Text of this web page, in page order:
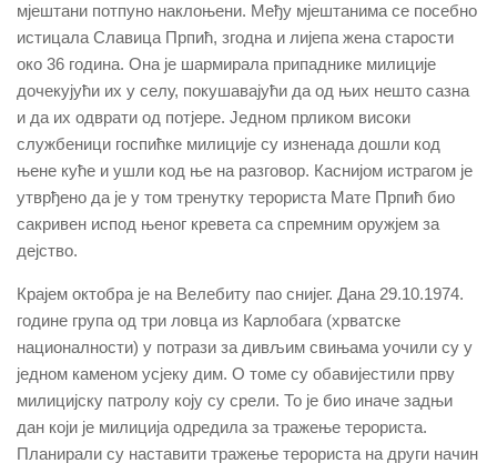
мјештани потпуно наклоњени. Међу мјештанима се посебно
истицала Славица Прпић, згодна и лијепа жена старости
око 36 година. Она је шармирала припаднике милиције
дочекујући их у селу, покушавајући да од њих нешто сазна
и да их одврати од потјере. Једном прликом високи
службеници госпићке милиције су изненада дошли код
њене куће и ушли код ње на разговор. Каснијом истрагом је
утврђено да је у том тренутку терориста Мате Прпић био
сакривен испод њеног кревета са спремним оружјем за
дејство.
Крајем октобра је на Велебиту пао снијег. Дана 29.10.1974.
године група од три ловца из Карлобага (хрватске
националности) у потрази за дивљим свињама уочили су у
једном каменом усјеку дим. О томе су обавијестили прву
милицијску патролу коју су срели. То је био иначе задњи
дан који је милиција одредила за тражење терориста.
Планирали су наставити тражење терориста на други начин